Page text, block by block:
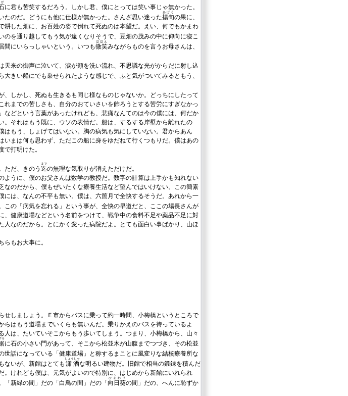
が
に君も苦笑するだろう。しかし君、僕にとっては笑い事じゃ無かった。
のだ。どうにも他に仕様が無かった。さんざ思い迷った揚句
あげく
の果に、
した畑に、お百姓の姿で倒れて死ぬのは本望だ。えい、何でもかまわ
のを通り越してもう気が遠くなりそうで、豆畑の茂みの中に仰向に寝こ
間にいらっしゃいという。いつも微笑
ほほえ
みながらものを言うお母さんは、
天来の御声に泣いて、涙が頬を洗い流れ、不思議な光がからだに射し込
大きい船にでも乗せられたような感じで、ふと気がついてみるともう、
、しかし、死ぬも生きるも同じ様なものじゃないか。どっちにしたって
までの苦しさも、自分のおていさいを飾ろうとする苦労にすぎなかっ
どという言葉があったけれども、悲痛なんてのは今の僕には、何だか
それはもう既に、ウソの表情だ。船は、するする岸壁から離れたの
もう、しょげてはいない。胸の病気も気にしていない。君からあん
まは何も思わず、ただこの船に身をゆだねて行くつもりだ。僕はあの
打明けた。
ただ、きのう 迄
まで
の無理な気取りが消えただけだ。
うに、僕のお父さんは数学の教授だ。数字の計算は上手かも知れない
のだから、僕もぜいたくな療養生活など望んではいけない。この簡素
は、なんの不平も無い。僕は、六箇月で全快するそうだ。あれから一
この「病気を忘れる」という事が、全快の早道だと、ここの場長さんが
健康道場などという名前をつけて、戦争中の食料不足や薬品不足に対
なのだから。とにかく変った病院だよ。とても面白い事ばかり、山ほ
もお大事に。
しましょう。Ｅ市からバスに乗って約一時間、小梅橋というところで
はもう道場までいくらも無いんだ。乗りかえのバスを待っているよ
は、たいていそこからもう歩いてしまう。つまり、小梅橋から、山々
そ
に石の小さい門があって、そこから松並木が山腹までつづき、その松並
世話になっている「健康道場」と称するまことに風変りな結核療養所な
ないが、新館はとても 瀟洒
しょうしゃ
な明るい建物だ。旧館で相当の鍛錬を積んだ
けれども僕は、元気がよいので特別に、はじめから新館にいれられ
新緑の間」だの「白鳥の間」だの「 向日葵
ひまわり
の間」だの、へんに恥ずか